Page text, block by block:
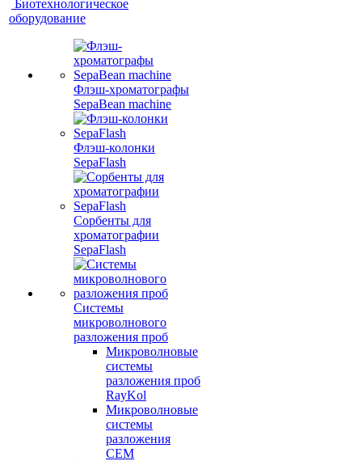
Биотехнологическое
оборудование
Флэш-хроматографы
SepaBean machine
Флэш-колонки
SepaFlash
Сорбенты для
хроматографии
SepaFlash
Системы
микроволнового
разложения проб
Микроволновые
системы
разложения проб
RayKol
Микроволновые
системы
разложения
CEM